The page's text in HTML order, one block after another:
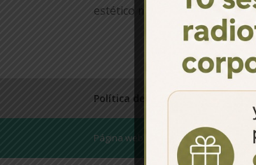
estético muy eficaz a la hora
Política de cancelación
Página web desarrollada por